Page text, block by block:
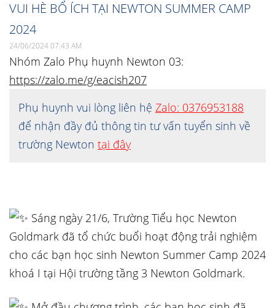
VUI HÈ BỔ ÍCH TẠI NEWTON SUMMER CAMP
2024
24/06/2024 07:43 AM
Nhóm Zalo Phụ huynh Newton 03:
https://zalo.me/g/eacish207
Phụ huynh vui lòng liên hệ Zalo: 0376953188
để nhận đầy đủ thông tin tư vấn tuyển sinh về
trường Newton tại đây
Sáng ngày 21/6, Trường Tiểu học Newton
Goldmark đã tổ chức buổi hoạt động trải nghiệm
cho các bạn học sinh Newton Summer Camp 2024
khoá I tại Hội trường tầng 3 Newton Goldmark.